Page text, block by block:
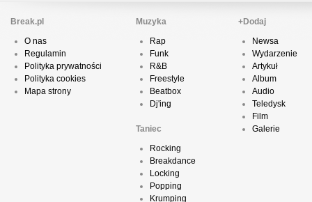
Break.pl
O nas
Regulamin
Polityka prywatności
Polityka cookies
Mapa strony
Muzyka
Rap
Funk
R&B
Freestyle
Beatbox
Dj'ing
Taniec
Rocking
Breakdance
Locking
Popping
Krumping
+Dodaj
Newsa
Wydarzenie
Artykuł
Album
Audio
Teledysk
Film
Galerie